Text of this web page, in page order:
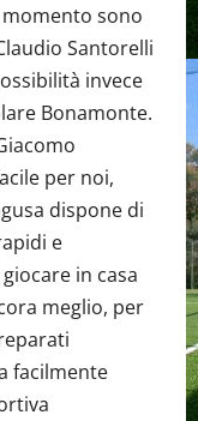
sono
Santorelli
invece
Bonamonte.
per noi,
dispone di
e
in casa
meglio, per
facilmente